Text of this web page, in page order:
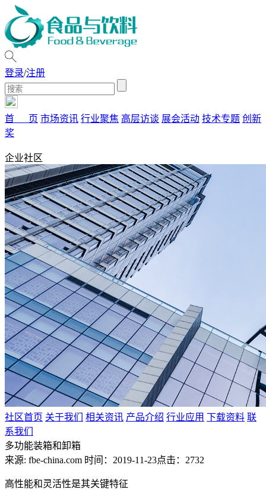
登录/注册
首 页 市场资讯 行业聚焦 高层访谈 展会活动 技术专题 创新
奖
企业社区
社区首页 关于我们 相关资讯 产品介绍 行业应用 下载资料 联
系我们
多功能装箱和卸箱
来源: fbe-china.com 时间：2019-11-23点击：2732
高性能和灵活性是其关键特征